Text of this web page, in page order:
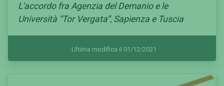
L'accordo fra Agenzia del Demanio e le
Università “Tor Vergata”, Sapienza e Tuscia
Ultima modifica il 01/12/2021